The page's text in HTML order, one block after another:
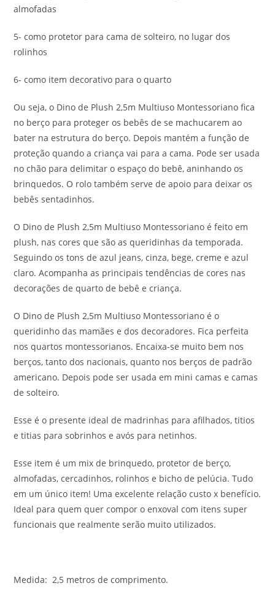
almofadas
5- como protetor para cama de solteiro, no lugar dos
rolinhos
6- como item decorativo para o quarto
Ou seja, o Dino de Plush 2,5m Multiuso Montessoriano fica
no berço para proteger os bebês de se machucarem ao
bater na estrutura do berço. Depois mantém a função de
proteção quando a criança vai para a cama. Pode ser usada
no chão para delimitar o espaço do bebê, aninhando os
brinquedos. O rolo também serve de apoio para deixar os
bebês sentadinhos.
O Dino de Plush 2,5m Multiuso Montessoriano é feito em
plush, nas cores que são as queridinhas da temporada.
Seguindo os tons de azul jeans, cinza, bege, creme e azul
claro. Acompanha as principais tendências de cores nas
decorações de quarto de bebê e criança.
O Dino de Plush 2,5m Multiuso Montessoriano é o
queridinho das mamães e dos decoradores. Fica perfeita
nos quartos montessorianos. Encaixa-se muito bem nos
berços, tanto dos nacionais, quanto nos berços de padrão
americano. Depois pode ser usada em mini camas e camas
de solteiro.
Esse é o presente ideal de madrinhas para afilhados, titios
e titias para sobrinhos e avós para netinhos.
Esse item é um mix de brinquedo, protetor de berço,
almofadas, cercadinhos, rolinhos e bicho de pelúcia. Tudo
em um único item! Uma excelente relação custo x benefício.
Ideal para quem quer compor o enxoval com itens super
funcionais que realmente serão muito utilizados.
Medida: 2,5 metros de comprimento.